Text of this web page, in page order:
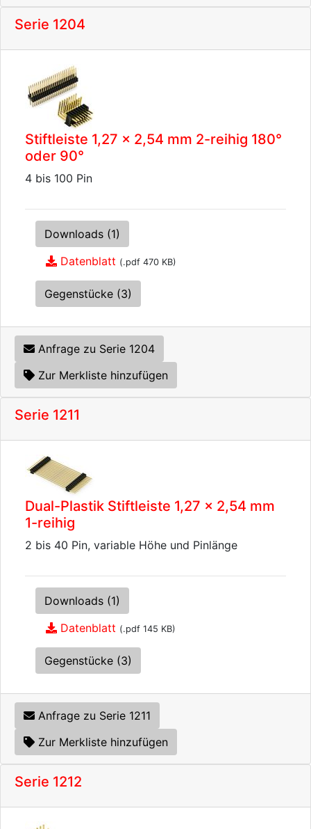
Serie 1204
Stiftleiste 1,27 x 2,54 mm 2-reihig 180°
oder 90°
4 bis 100 Pin
Downloads (1)
Datenblatt (.pdf 470 KB)
Gegenstücke (3)
Anfrage zu Serie 1204
Zur Merkliste hinzufügen
Serie 1211
Dual-Plastik Stiftleiste 1,27 x 2,54 mm
1-reihig
2 bis 40 Pin, variable Höhe und Pinlänge
Downloads (1)
Datenblatt (.pdf 145 KB)
Gegenstücke (3)
Anfrage zu Serie 1211
Zur Merkliste hinzufügen
Serie 1212